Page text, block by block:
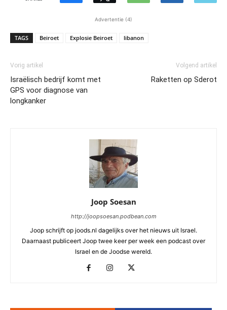
Advertentie (4)
TAGS Beiroet Explosie Beiroet libanon
Vorig artikel
Israëlisch bedrijf komt met
GPS voor diagnose van
longkanker
Volgend artikel
Raketten op Sderot
Joop Soesan
http://joopsoesan.podbean.com
Joop schrijft op joods.nl dagelijks over het nieuws uit Israel.
Daarnaast publiceert Joop twee keer per week een podcast over
Israel en de Joodse wereld.